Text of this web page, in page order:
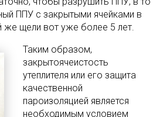
ППУ с закрытыми ячейками в
же щели вот уже более 5 лет.
Таким образом,
закрытоячеистость
утеплителя или его защита
качественной
пароизоляцией является
необходимым условием